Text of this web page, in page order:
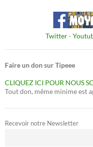
Twitter-
Faire un don sur Tipeee
CLIQUEZ ICI POUR NOUS
Tout don, même minime est
Recevoir notre Newsletter